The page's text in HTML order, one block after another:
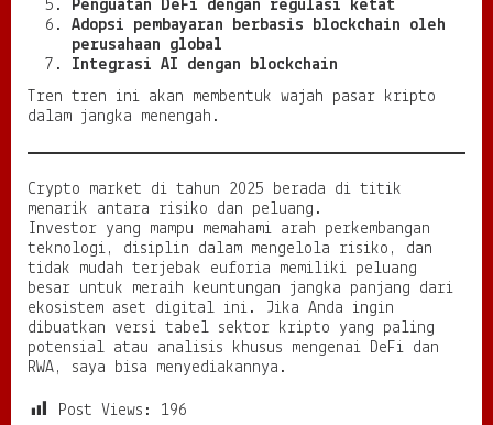
Penguatan DeFi dengan regulasi ketat
Adopsi pembayaran berbasis blockchain oleh
perusahaan global
Integrasi AI dengan blockchain
Tren tren ini akan membentuk wajah pasar kripto
dalam jangka menengah.
Crypto market di tahun 2025 berada di titik
menarik antara risiko dan peluang.
Investor yang mampu memahami arah perkembangan
teknologi, disiplin dalam mengelola risiko, dan
tidak mudah terjebak euforia memiliki peluang
besar untuk meraih keuntungan jangka panjang dari
ekosistem aset digital ini. Jika Anda ingin
dibuatkan versi tabel sektor kripto yang paling
potensial atau analisis khusus mengenai DeFi dan
RWA, saya bisa menyediakannya.
Post Views: 196